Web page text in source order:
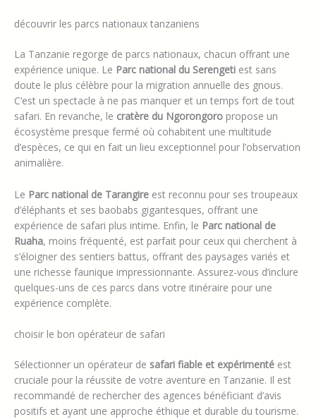
découvrir les parcs nationaux tanzaniens
La Tanzanie regorge de parcs nationaux, chacun offrant une
expérience unique. Le Parc national du Serengeti est sans
doute le plus célèbre pour la migration annuelle des gnous.
C’est un spectacle à ne pas manquer et un temps fort de tout
safari. En revanche, le cratère du Ngorongoro propose un
écosystème presque fermé où cohabitent une multitude
d’espèces, ce qui en fait un lieu exceptionnel pour l’observation
animalière.
Le Parc national de Tarangire est reconnu pour ses troupeaux
d’éléphants et ses baobabs gigantesques, offrant une
expérience de safari plus intime. Enfin, le Parc national de
Ruaha, moins fréquenté, est parfait pour ceux qui cherchent à
s’éloigner des sentiers battus, offrant des paysages variés et
une richesse faunique impressionnante. Assurez-vous d’inclure
quelques-uns de ces parcs dans votre itinéraire pour une
expérience complète.
choisir le bon opérateur de safari
Sélectionner un opérateur de safari fiable et expérimenté est
cruciale pour la réussite de votre aventure en Tanzanie. Il est
recommandé de rechercher des agences bénéficiant d’avis
positifs et ayant une approche éthique et durable du tourisme.